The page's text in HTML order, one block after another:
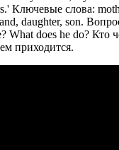
Ключевые слова:
daughter, son.
What does he do? Кто
приходится.